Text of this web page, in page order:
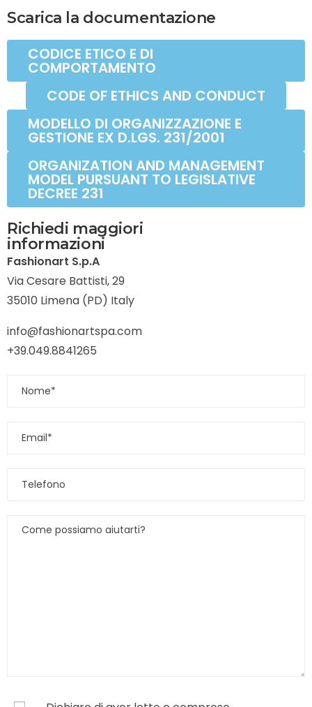
Scarica la documentazione
CODICE ETICO E DI
COMPORTAMENTO
CODE OF ETHICS AND CONDUCT
MODELLO DI ORGANIZZAZIONE E
GESTIONE EX D.LGS. 231/2001
ORGANIZATION AND MANAGEMENT
MODEL PURSUANT TO LEGISLATIVE
DECREE 231
Richiedi maggiori
informazioni
Fashionart S.p.A
Via Cesare Battisti, 29
35010 Limena (PD) Italy
info@fashionartspa.com
+39.049.8841265